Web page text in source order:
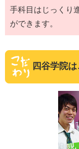
手科目はじっくり
ができます。
四谷学院